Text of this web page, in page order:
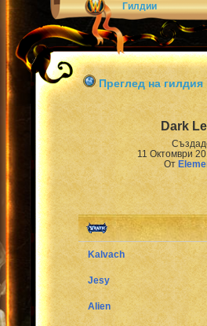
Гилдии
Преглед на гилдия
Dark
11 Октомври
От
Kalvach
Jesy
Alien